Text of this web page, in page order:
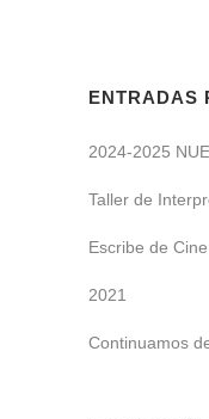
ENTRADAS
2024-2025
Taller de
Escribe de Cine
2021
Continuamos